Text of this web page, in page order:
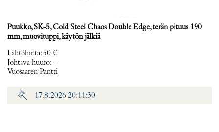
Puukko, SK-5, Cold Steel Chaos Double Edge, terän pituus 190
mm, muovituppi, käytön jälkiä
Lähtöhinta: 50 €
Johtava huuto:-
Vuosaaren Pantti
17.8.2026 20:11:30